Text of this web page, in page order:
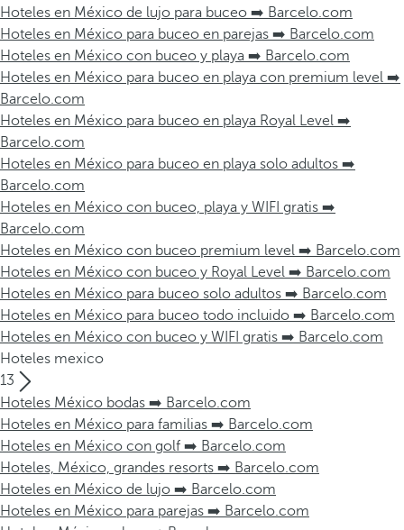
Hoteles en México de lujo para buceo ➡️ Barcelo.com
Hoteles en México para buceo en parejas ➡️ Barcelo.com
Hoteles en México con buceo y playa ➡️ Barcelo.com
Hoteles en México para buceo en playa con premium level ➡️
Barcelo.com
Hoteles en México para buceo en playa Royal Level ➡️
Barcelo.com
Hoteles en México para buceo en playa solo adultos ➡️
Barcelo.com
Hoteles en México con buceo, playa y WIFI gratis ➡️
Barcelo.com
Hoteles en México con buceo premium level ➡️ Barcelo.com
Hoteles en México con buceo y Royal Level ➡️ Barcelo.com
Hoteles en México para buceo solo adultos ➡️ Barcelo.com
Hoteles en México para buceo todo incluido ➡️ Barcelo.com
Hoteles en México con buceo y WIFI gratis ➡️ Barcelo.com
Hoteles mexico
13
Hoteles México bodas ➡️ Barcelo.com
Hoteles en México para familias ➡️ Barcelo.com
Hoteles en México con golf ➡️ Barcelo.com
Hoteles, México, grandes resorts ➡️ Barcelo.com
Hoteles en México de lujo ➡️ Barcelo.com
Hoteles en México para parejas ➡️ Barcelo.com